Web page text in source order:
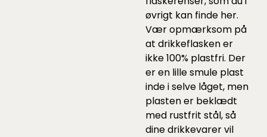
øvrigt kan finde her.
Vær opmærksom på
at drikkeflasken er
ikke 100% plastfri. Der
er en lille smule plast
inde i selve låget, men
plasten er beklædt
med rustfrit stål, så
dine drikkevarer vil